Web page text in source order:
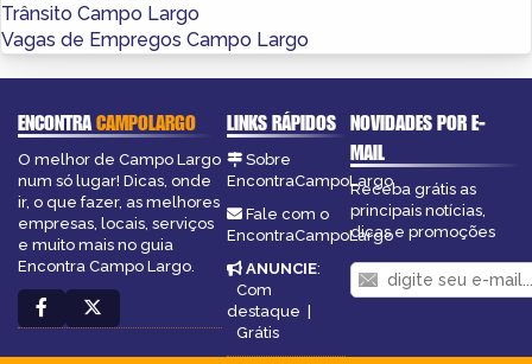
Trânsito Campo Largo
Vagas de Empregos Campo Largo
ENCONTRACAMPOLARGO
O melhor de Campo Largo
num só lugar! Dicas, onde
ir, o que fazer, as melhores
empresas, locais, serviços
e muito mais no guia
Encontra Campo Largo.
LINKS RÁPIDOS
Sobre
EncontraCampoLargo
Fale com o
EncontraCampoLargo
ANUNCIE:
Com
destaque
Grátis
NOVIDADES POR E-
MAIL
Receba grátis as
principais notícias,
dicas e promoções